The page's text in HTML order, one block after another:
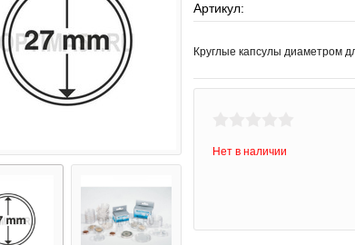
Артикул:
Круглые капсулы диаметром
Нет в наличии